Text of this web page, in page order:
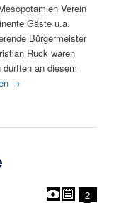
Verein
Gäste u.a.
Bürgermeister
Ruck waren
an diesem
→
2